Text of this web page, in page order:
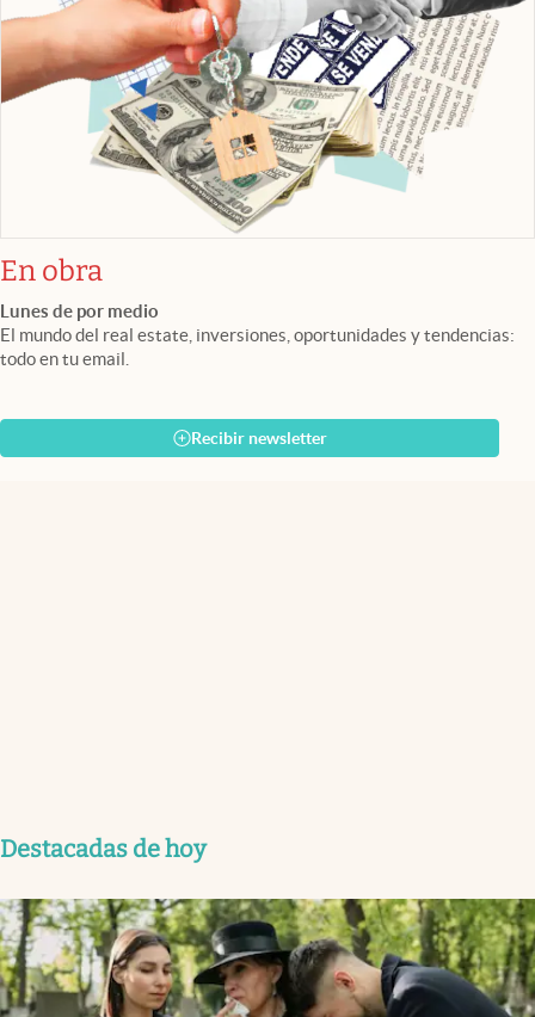
En obra
Lunes de por medio
El mundo del real estate, inversiones, oportunidades y tendencias:
todo en tu email.
Recibir newsletter
Destacadas de hoy